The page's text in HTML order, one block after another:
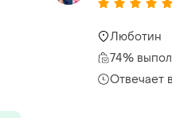
Люботин
74%
Отвечает